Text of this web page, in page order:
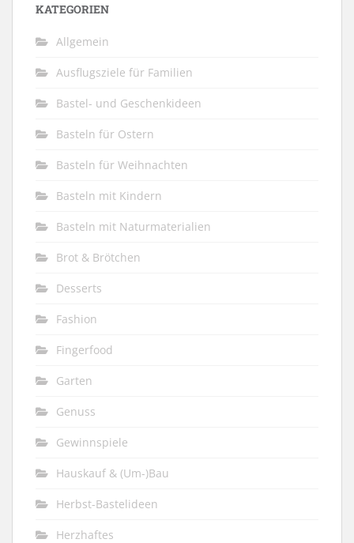
KATEGORIEN
Allgemein
Ausflugsziele für Familien
Bastel- und Geschenkideen
Basteln für Ostern
Basteln für Weihnachten
Basteln mit Kindern
Basteln mit Naturmaterialien
Brot & Brötchen
Desserts
Fashion
Fingerfood
Garten
Genuss
Gewinnspiele
Hauskauf & (Um-)Bau
Herbst-Bastelideen
Herzhaftes